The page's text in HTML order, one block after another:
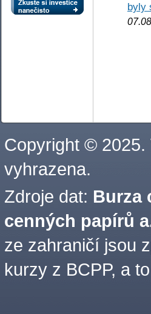
byly
Copyright ©
vyhrazena.
Zdroje dat: Burza
cenných papírů
ze zahraničí jsou
kurzy z BCPP, a